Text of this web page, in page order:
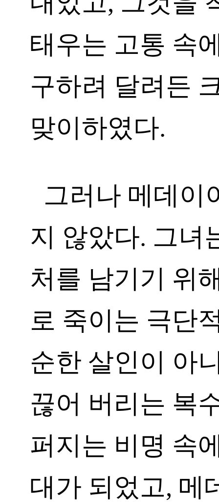
태우는 고통 속
구하려 달려든
맞이하였다.
그러나 메데이
지 않았다. 그녀
처를 남기기 위
로 죽이는 극단
순한 살인이 아
끊어 버리는 복
퍼지는 비명 속
대가 되었고, 메